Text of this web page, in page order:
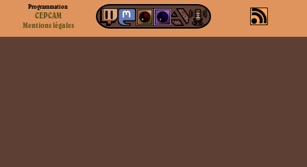
Programmation
CEPCAM
Mentions légales